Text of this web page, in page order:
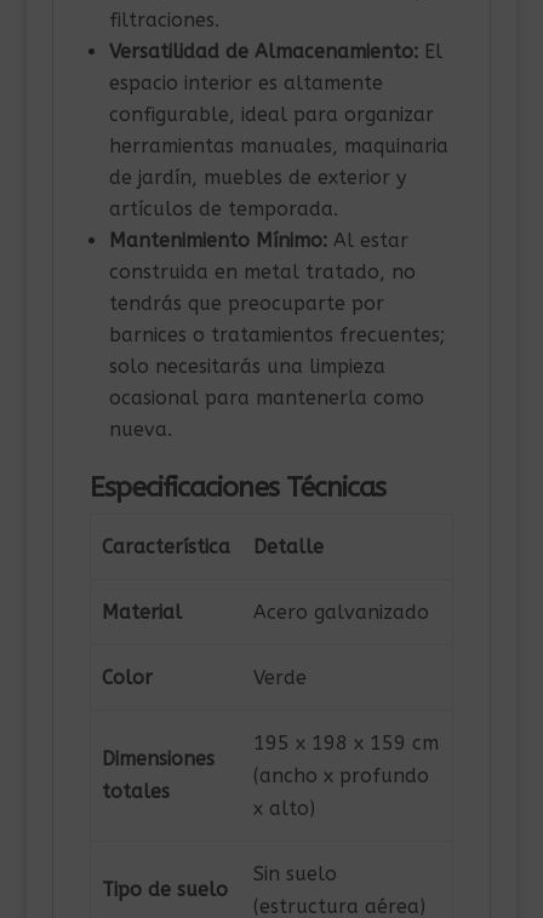
filtraciones.
Versatilidad de Almacenamiento:El
espacio interior es altamente
configurable, ideal para organizar
herramientas manuales, maquinaria
de jardín, muebles de exterior y
artículos de temporada.
Mantenimiento Mínimo:Al estar
construida en metal tratado, no
tendrás que preocuparte por
barnices o tratamientos frecuentes;
solo necesitarás una limpieza
ocasional para mantenerla como
nueva.
Especificaciones Técnicas
Característica Detalle
Material Acero galvanizado
Color Verde
Dimensiones
totales
195 x 198 x 159 cm
(ancho x profundo
x alto)
Tipo de suelo
Sin suelo
(estructura aérea)